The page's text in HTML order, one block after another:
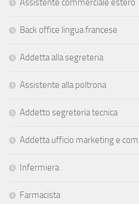
Back office lingua francese
Addetta alla segreteria
Assistente alla poltrona
Addetto segreteria tecnica
Addetta ufficio marketing e
Infermiera
Farmacista